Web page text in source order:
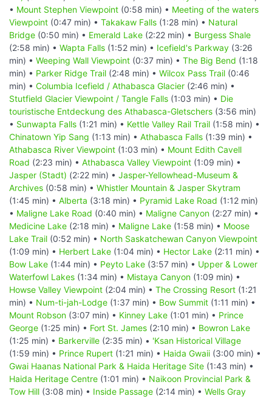
• Mount Stephen Viewpoint (0:58 min) • Meeting of the waters
Viewpoint (0:47 min) • Takakaw Falls (1:28 min) • Natural
Bridge (0:50 min) • Emerald Lake (2:22 min) • Burgess Shale
(2:58 min) • Wapta Falls (1:52 min) • Icefield's Parkway (3:26
min) • Weeping Wall Viewpoint (0:37 min) • The Big Bend (1:18
min) • Parker Ridge Trail (2:48 min) • Wilcox Pass Trail (0:46
min) • Columbia Icefield / Athabasca Glacier (2:46 min) •
Stutfield Glacier Viewpoint / Tangle Falls (1:03 min) • Die
touristische Entdeckung des Athabasca-Gletschers (3:56 min)
• Sunwapta Falls (1:21 min) • Kettle Valley Rail Trail (1:58 min) •
Chinatown Yip Sang (1:13 min) • Athabasca Falls (1:39 min) •
Athabasca River Viewpoint (1:03 min) • Mount Edith Cavell
Road (2:23 min) • Athabasca Valley Viewpoint (1:09 min) •
Jasper (Stadt) (2:22 min) • Jasper-Yellowhead-Museum &
Archives (0:58 min) • Whistler Mountain & Jasper Skytram
(1:45 min) • Alberta (3:18 min) • Pyramid Lake Road (1:12 min)
• Maligne Lake Road (0:40 min) • Maligne Canyon (2:27 min) •
Medicine Lake (2:18 min) • Maligne Lake (1:58 min) • Moose
Lake Trail (0:52 min) • North Saskatchewan Canyon Viewpoint
(1:09 min) • Herbert Lake (1:04 min) • Hector Lake (2:11 min) •
Bow Lake (1:44 min) • Peyto Lake (3:57 min) • Upper & Lower
Waterfowl Lakes (1:34 min) • Mistaya Canyon (1:09 min) •
Howse Valley Viewpoint (2:04 min) • The Crossing Resort (1:21
min) • Num-ti-jah-Lodge (1:37 min) • Bow Summit (1:11 min) •
Mount Robson (3:07 min) • Kinney Lake (1:01 min) • Prince
George (1:25 min) • Fort St. James (2:10 min) • Bowron Lake
(1:25 min) • Barkerville (2:35 min) • 'Ksan Historical Village
(1:59 min) • Prince Rupert (1:21 min) • Haida Gwaii (3:00 min) •
Gwai Haanas National Park & Haida Heritage Site (1:43 min) •
Haida Heritage Centre (1:01 min) • Naikoon Provincial Park &
Tow Hill (3:08 min) • Inside Passage (2:14 min) • Wells Gray